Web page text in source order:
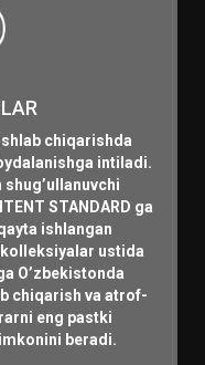
chiqarishda
intiladi.
STANDARD ga
ishlangan
ustida
O’zbekistonda
chiqarish va atrof-
eng pastki
beradi.